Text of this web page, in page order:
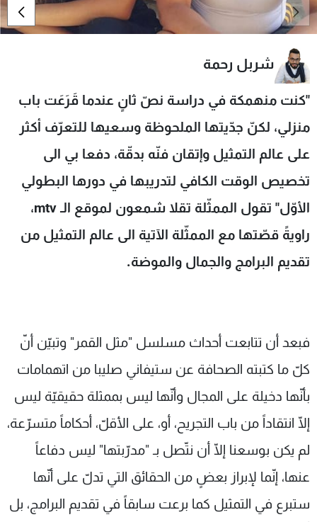
شربل رحمة
"كنت منهمكة في دراسة نصّ ثانٍ عندما قَرَعَت باب
منزلي، لكنّ جدّيتها الملحوظة وسعيها للتعرّف أكثر
على عالم التمثيل وإتقان فنّه بدقّة، دفعا بي الى
تخصيص الوقت الكافي لتدريبها في دورها البطولي
الأوّل" تقول الممثّلة تقلا شمعون لموقع الـ mtv،
راويةً قصّتها مع الممثّلة الآتية الى عالم التمثيل من
تقديم البرامج والجمال والموضة.
فبعد أن تتابعت أحداث مسلسل "مثل القمر" وتبيّن أنّ
كلّ ما كتبته الصحافة عن ستيفاني صليبا من اتهمامات
بأنّها دخيلة على المجال وأنّها ليس بممثلة حقيقيّة ليس
إلّا انتقاداً من باب التجريح، أو، على الأقلّ، أحكاماً متسرّعة،
لم يكن بوسعنا إلّا أن نتّصل بـ "مدرّبتها" ليس دفاعاً
عنها، إنّما لإبراز بعضٍ من الحقائق التي تدلّ على أنّها
ستبرع في التمثيل كما برعت سابقاً في تقديم البرامج، بل
شاهد البرامج
الترددات
عن MTV
الإنـتـاج
تواصل معنا
شروط الإسـتخدام
سياسة الخصوصية